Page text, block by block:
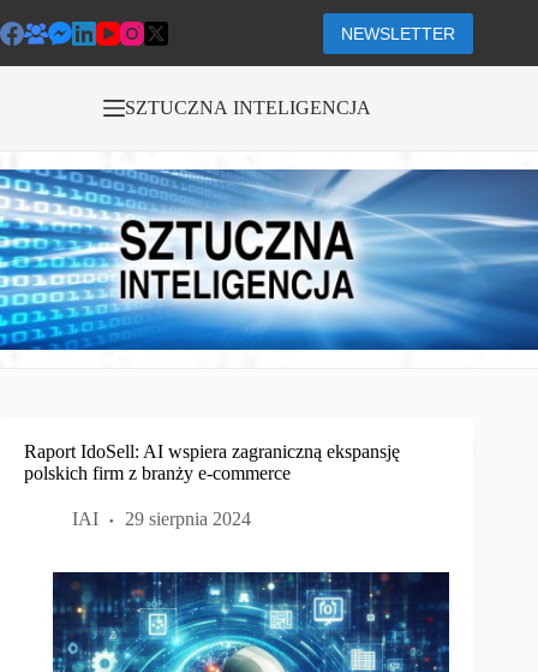
do
treści
NEWSLETTER
SZTUCZNA INTELIGENCJA
Raport IdoSell: AI wspiera zagraniczną ekspansję
polskich firm z branży e-commerce
IAI 29 sierpnia 2024